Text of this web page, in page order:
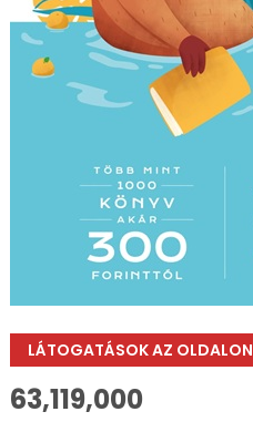
LÁTOGATÁSOK AZ OLDALON
63,119,000